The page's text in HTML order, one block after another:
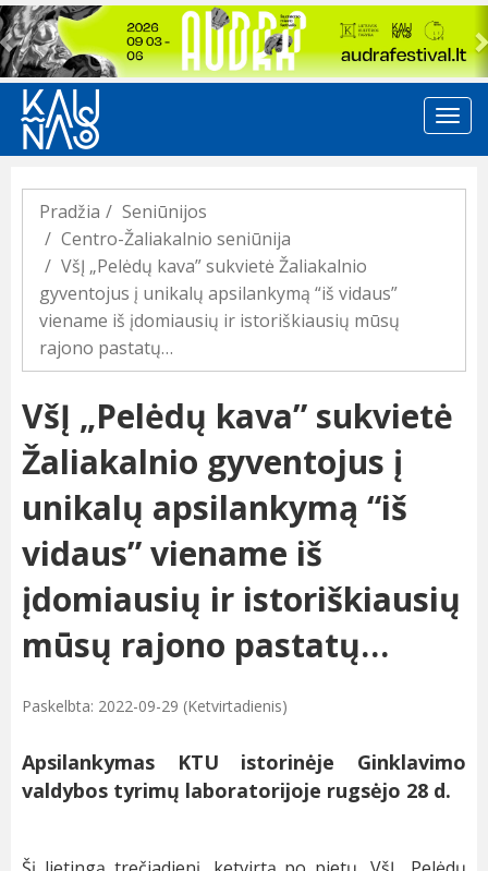
Previous
Pradžia
Seniūnijos
Centro-Žaliakalnio seniūnija
VšĮ „Pelėdų kava” sukvietė Žaliakalnio
gyventojus į unikalų apsilankymą “iš vidaus”
viename iš įdomiausių ir istoriškiausių mūsų
rajono pastatų…
VšĮ „Pelėdų kava” sukvietė
Žaliakalnio gyventojus į
unikalų apsilankymą “iš
vidaus” viename iš
įdomiausių ir istoriškiausių
mūsų rajono pastatų…
Paskelbta: 2022-09-29 (Ketvirtadienis)
Apsilankymas KTU istorinėje Ginklavimo
valdybos tyrimų laboratorijoje rugsėjo 28 d.